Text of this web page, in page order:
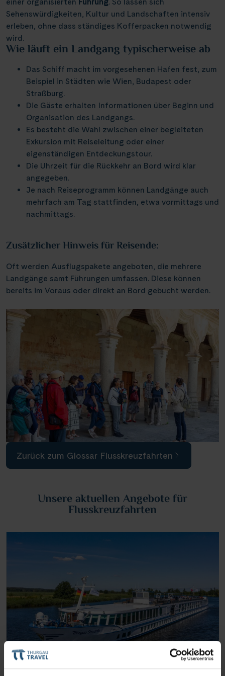
Infos
Kontakt
Reisekalender
Reisekataloge
Newsletter
Kundenlogin
Agenturbereich
WhatsApp Hotline +49 30 346 456 950 |
Sehenswürdigkeiten, Kultur und Landschaften intensiv
erleben, ohne dass ständiges Kofferpacken notwendig
wird.
Wie läuft ein Landgang typischerweise ab
Das Schiff macht im vorgesehenen Hafen fest, zum
Beispiel in Städten wie Wien, Budapest oder
Straßburg.
Die Gäste erhalten Informationen über Beginn und
Organisation des Landgangs.
Es besteht die Wahl zwischen einer begleiteten
Exkursion mit Reiseleitung oder einer
eigenständigen Entdeckungstour.
Die Uhrzeit für die Rückkehr an Bord wird klar
angegeben.
Je nach Reiseprogramm können Landgänge auch
mehrfach am Tag stattfinden, etwa vormittags und
nachmittags.
Zusätzlicher Hinweis für Reisende:
Oft werden Ausflugspakete angeboten, die mehrere
Landgänge samt Führungen umfassen. Diese können
bereits im Voraus oder direkt an Bord gebucht werden.
Zurück zum Glossar Flusskreuzfahrten
Unsere aktuellen Angebote für
Flusskreuzfahrten
Themenreisen
Schottland (3)
Schweiz(7)
Serbien
Ungarn(7)
Asien(24)
Havel, Peene & Hunte (20)
Maas & IJsselmeer
Main & Main-Donau-Kanal(11)
Mosel(19)
Neckar(3)
Oder, Ostsee, Nord-Ostsee-Kanal(16)
Oder, Ostsee, Peene(2)
Rhein(85)
Rhône & Saône(5)
Saar(9)
Seine, Oise & Schelde(5)
Spree(5)
Thurgau Avanti(12)
Thurgau Chopin (35)
Thurgau Ganga Vilas(9)
Thurgau Gold(18)
Thurgau Prestige(15)
Thurgau Saxonia(26)
Voyage(5)
Naturreise(21)
Rad und Schiff (2)
Rhein in Flammen (6)
Tanzreise(1)
Tulpenblüte
Velo und Schiff(2)
Weihnachten(1)
Kreidefelsen Étretat (4)
Käsemarkt Alkmaar
Kölner Dom
Loreley, Romantischer Rhein(25)
Meyer Werft Papenburg
Nord-Ostsee-Kanal(3)
Pont d’Avignon (5)
Porta Nigra(11)
Reichsburg Cochem (11)
Saarschleife(10)
Schiffshebewerk Niederfinow(15)
Schiffshebewerk Scharnebeck
Schloss Schönbrunn
Schlögener Schlinge(2)
St. Georgs-Arm(1)
Stift Melk
Wasserstrassenkreuz Magdeburg (2)
Wasserstrassenkreuz Minden
Lyon (4)
Mainz(3)
Münster
Nürnberg (2)
Paris(5)
Passau(1)
Porto(8)
Potsdam(1)
Saarbrücken (5)
Stralsund (4)
Stuttgart(1)
Würzburg(2)
Bonn(1)